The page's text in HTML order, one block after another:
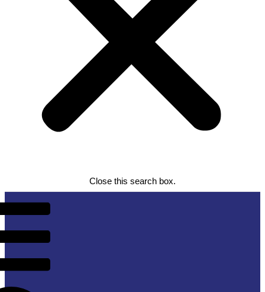
Close this search box.